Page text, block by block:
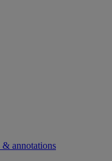
& annotations